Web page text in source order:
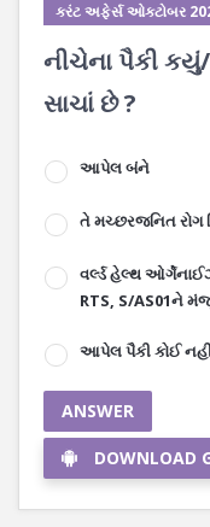
કરંટ અફેર્સ ઓક્ટોબર
નીચેના પૈકી કયું/
સાચાં છે ?
આપેલ બંને
તે મચ્છરજનિત રોગ
વર્લ્ડ હેલ્થ
RTS, S/AS01ને
આપેલ પૈકી કોઈ
ANSWER
DOWNLOAD